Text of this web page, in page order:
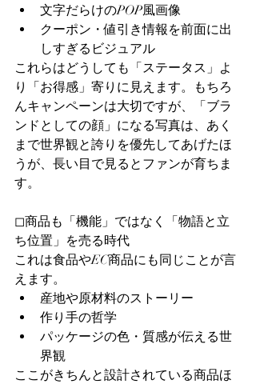
文字だらけのPOP風画像
クーポン・値引き情報を前面に出
しすぎるビジュアル
これらはどうしても「ステータス」よ
り「お得感」寄りに見えます。もちろ
んキャンペーンは大切ですが、「ブラ
ンドとしての顔」になる写真は、あく
まで世界観と誇りを優先してあげたほ
うが、長い目で見るとファンが育ちま
す。
◻︎商品も「機能」ではなく「物語と立
ち位置」を売る時代
これは食品やEC商品にも同じことが言
えます。
産地や原材料のストーリー
作り手の哲学
パッケージの色・質感が伝える世
界観
ここがきちんと設計されている商品ほ